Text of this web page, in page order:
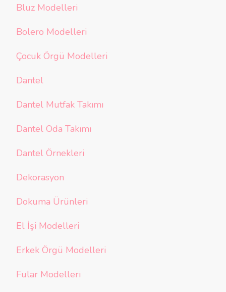
Bluz Modelleri
Bolero Modelleri
Çocuk Örgü Modelleri
Dantel
Dantel Mutfak Takımı
Dantel Oda Takımı
Dantel Örnekleri
Dekorasyon
Dokuma Ürünleri
El İşi Modelleri
Erkek Örgü Modelleri
Fular Modelleri